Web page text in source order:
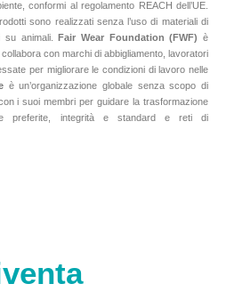
conformi al regolamento REACH dell’UE.
sono realizzati senza l’uso di materiali di
su animali.Fair Wear Foundation (FWF) è
con marchi di abbigliamento, lavoratori
per migliorare le condizioni di lavoro nelle
è un’organizzazione globale senza scopo di
i suoi membri per guidare la trasformazione
preferite, integrità e standard e reti di